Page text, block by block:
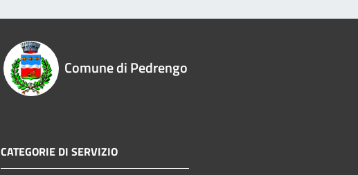
Comune di Pedrengo
CATEGORIE DI SERVIZIO